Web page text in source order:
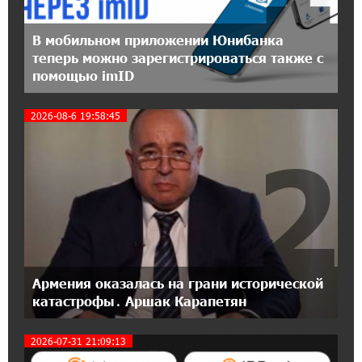
Москва–Баку: есть разногласия, но связи
сохраняются. А мы что делаем?
День благодарности клиентам в Ванадзоре:
IDBank
17:07:36 11-07-2026
Пашинян замотивирован уничтожить
Армению․ Аршак Карапетян
14:27:40 11-07-2026
«Мой лес Армения» — бенефициар
инициативы «Сила одного драма» в июле
12:56:04 11-07-2026
В мобильном приложении Юнибанка
теперь можно зарегистрироваться также с
помощью imID
2026-08-6 19:58:45
Армения оказалась на грани исторической
катастрофы․ Аршак Карапетян
2
2026-07-31 21:09:13